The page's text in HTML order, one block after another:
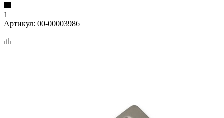
1
Артикул: 00-00003986